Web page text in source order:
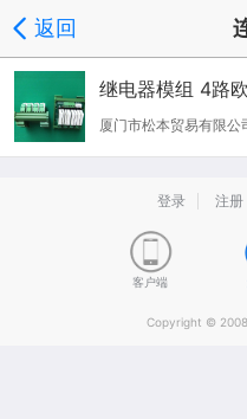
返回
继电器模组 4路
厦门市松本贸易有限公
登录 注册
客户端
Copyright ©